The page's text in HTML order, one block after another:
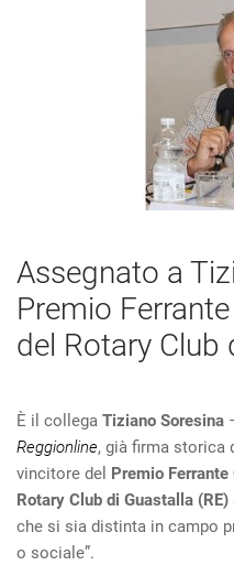
Assegnato a
Premio
del Rotary Club
È il collega Tiziano Soresina
Reggionline, già firma storica
vincitore del Premio
Rotary Club di Guastalla (RE)
che si sia distinta in campo
o sociale”.